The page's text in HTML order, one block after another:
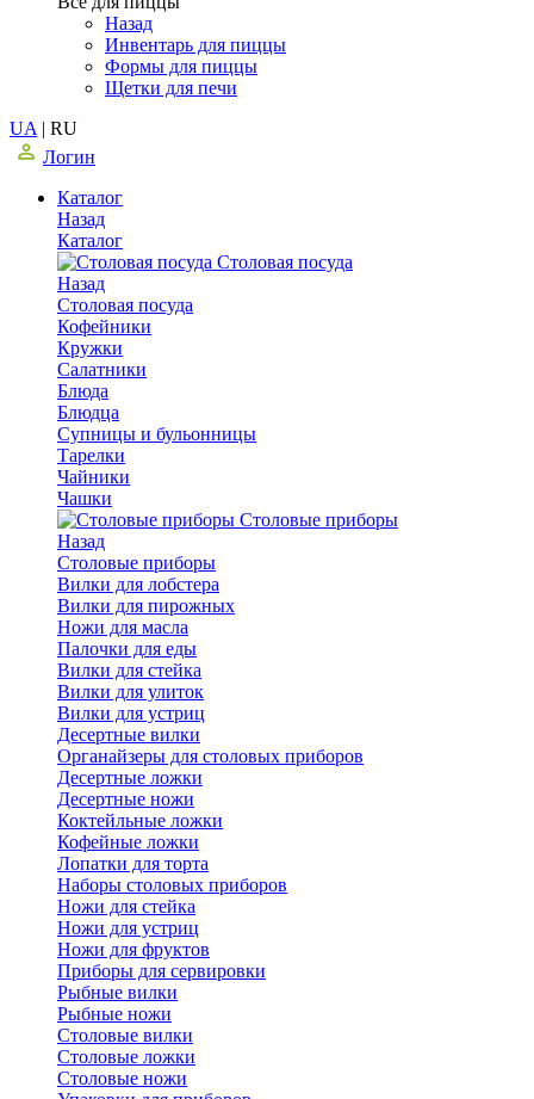
Назад
Инвентарь для пиццы
Формы для пиццы
Щетки для печи
UA | RU
Логин
Каталог
Назад
Каталог
Столовая посуда
Назад
Столовая посуда
Кофейники
Кружки
Салатники
Блюда
Блюдца
Супницы и бульонницы
Тарелки
Чайники
Чашки
Cтоловые приборы
Назад
Cтоловые приборы
Вилки для лобстера
Вилки для пирожных
Ножи для масла
Палочки для еды
Вилки для стейка
Вилки для улиток
Вилки для устриц
Десертные вилки
Органайзеры для столовых приборов
Десертные ложки
Десертные ножи
Коктейльные ложки
Кофейные ложки
Лопатки для торта
Наборы столовых приборов
Ножи для стейка
Ножи для устриц
Ножи для фруктов
Приборы для сервировки
Рыбные вилки
Рыбные ножи
Столовые вилки
Столовые ложки
Столовые ножи